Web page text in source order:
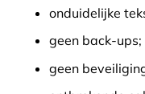
onduidelijke
geen back-ups;
geen